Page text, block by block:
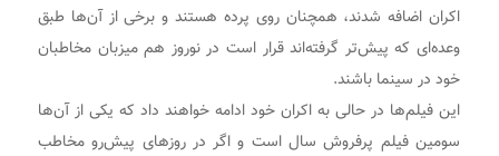
اکران اضافه شدند، همچنان روی پرده هستند و برخی از آن‌ها طبق
وعده‌ای که پیش‌تر گرفته‌اند قرار است در نوروز هم میزبان مخاطبان
خود در سینما باشند.
این فیلم‌ها در حالی به اکران خود ادامه خواهند داد که یکی از آن‌ها
سومین فیلم پرفروش سال است و اگر در روزهای پیش‌رو مخاطب